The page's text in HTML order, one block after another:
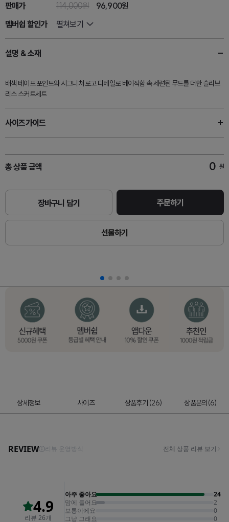
판매가 114,000원 96,900원
멤버쉽 할인가
펼쳐보기
설명 & 소재
배색 테이프 포인트와 시그니처 로고 디테일로 베이직함 속 세련된 무드를 더한 슬리브
리스 스커트세트
사이즈가이드
총 상품 금액 0 원
장바구니 담기 주문하기
선물하기
상세정보 사이즈 상품후기 (26) 상품문의(6)